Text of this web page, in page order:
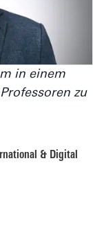
in einem
zu
& Digital